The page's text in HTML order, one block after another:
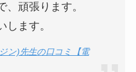
、頑張ります。
します。
ン)先生の口コミ【電